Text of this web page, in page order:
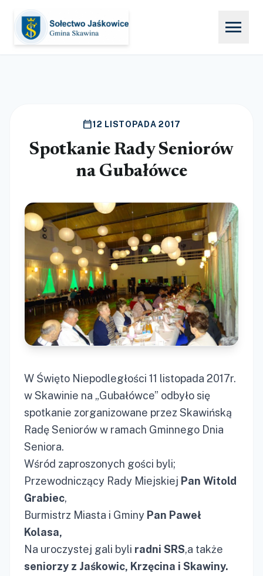
menu
calendar_today12 LISTOPADA 2017
Spotkanie Rady Seniorów
na Gubałówce
W Święto Niepodległości 11 listopada 2017r.
w Skawinie na „Gubałówce” odbyło się
spotkanie zorganizowane przez Skawińską
Radę Seniorów w ramach Gminnego Dnia
Seniora.
Wśród zaproszonych gości byli;
Przewodniczący Rady Miejskiej Pan Witold
Grabiec,
Burmistrz Miasta i Gminy Pan Paweł
Kolasa,
Na uroczystej gali byli radni SRS,a także
seniorzy z Jaśkowic, Krzęcina i Skawiny.